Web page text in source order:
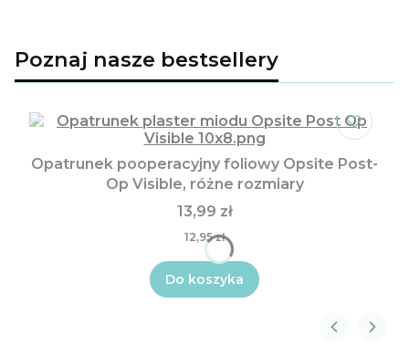
Poznaj nasze bestsellery
Opatrunek pooperacyjny foliowy Opsite Post-
Op Visible, różne rozmiary
13,99 zł
12,95 zł
Do koszyka